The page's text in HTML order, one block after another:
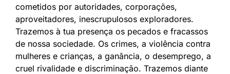
cometidos por autoridades, corporações,
aproveitadores, inescrupulosos exploradores.
Trazemos à tua presença os pecados e fracassos
de nossa sociedade. Os crimes, a violência contra
mulheres e crianças, a ganância, o desemprego, a
cruel rivalidade e discriminação. Trazemos diante